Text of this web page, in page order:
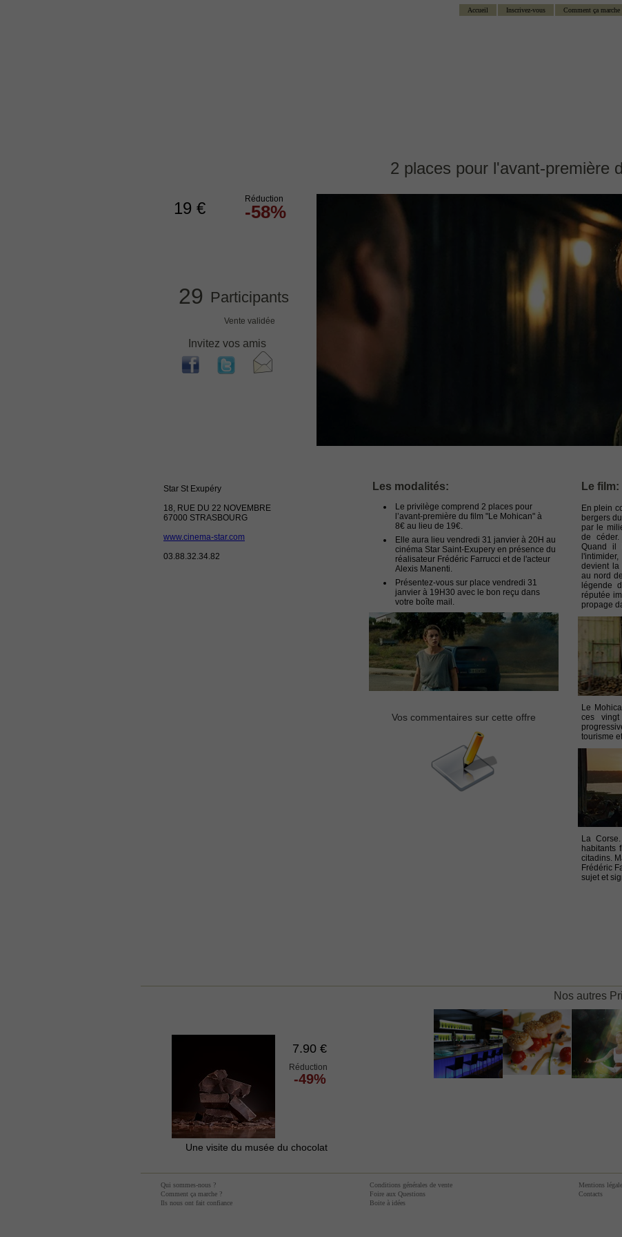
Comment ça marche
Inscrivez-vous
Accueil
2 places pour l'avant-première
19 € Réduction
-58%
29 Participants
Vente validée
Invitez vos amis
Les modalités:
Le privilège comprend 2 places pour
l’avant-première du film "Le Mohican" à
8€ au lieu de 19€.
Elle aura lieu vendredi 31 janvier à 20H au
cinéma Star Saint-Exupery en présence du
réalisateur Frédéric Farrucci et de l'acteur
Alexis Manenti.
Présentez-vous sur place vendredi 31
janvier à 19H30 avec le bon reçu dans
votre boîte mail.
Vos commentaires sur cette offre
Le film:
En plein
bergers
par le
de
Quand il
devient la
au nord
légende
réputée
propage
Le
ces
tourisme
La
habitants
citadins.
Frédéric
sujet et
7.90 €
-49%